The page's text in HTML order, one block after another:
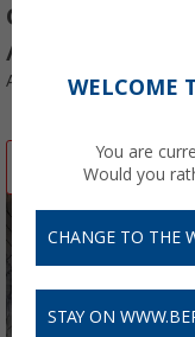
Outwell
/ Birdland 4
Artikelnr: 322935
-21%
WELCOME
You are
Would you
CHANGE TO THE
STAY ON